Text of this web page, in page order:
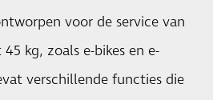
voor de service van
kg, zoals e-bikes en e-
verschillende functies die